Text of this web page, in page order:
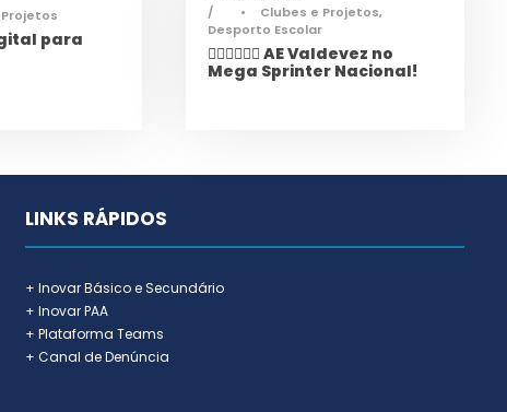
para
•
Clubes e Projetos,
Desporto Escolar
🏃‍♀️🏃‍♂️🏃‍♀️ AE Valdevez no
Mega Sprinter Nacional!
LINKS RÁPIDOS
+ Inovar Básico e Secundário
+ Inovar PAA
+ Plataforma Teams
+ Canal de Denúncia